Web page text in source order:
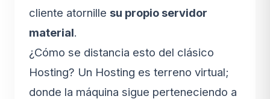
cliente atornille su propio servidor
material.
¿Cómo se distancia esto del clásico
Hosting? Un Hosting es terreno virtual;
donde la máquina sigue perteneciendo a